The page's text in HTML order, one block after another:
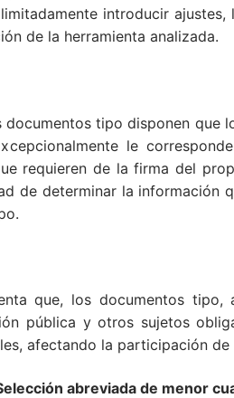
introducir
de la herramienta analizada.
tipo disponen que
le
requieren de la firma del
de determinar la información
que, los documentos
pública y otros sujetos
afectando la participación
abreviada de menor